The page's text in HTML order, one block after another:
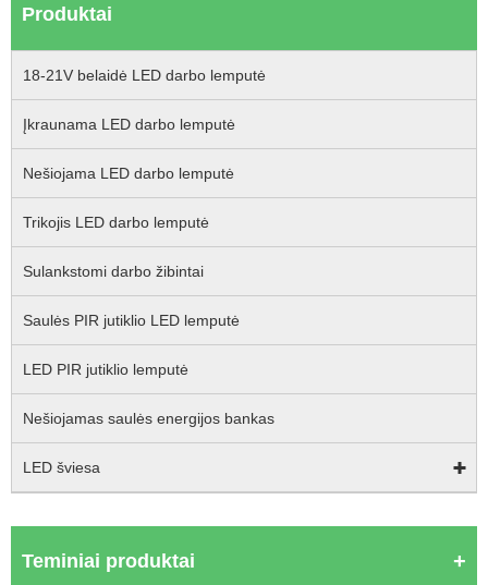
Produktai
18-21V belaidė LED darbo lemputė
Įkraunama LED darbo lemputė
Nešiojama LED darbo lemputė
Trikojis LED darbo lemputė
Sulankstomi darbo žibintai
Saulės PIR jutiklio LED lemputė
LED PIR jutiklio lemputė
Nešiojamas saulės energijos bankas
LED šviesa
Teminiai produktai